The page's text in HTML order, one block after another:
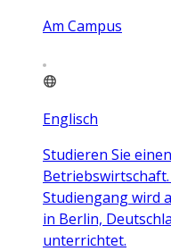
Am Campus
Englisch
Studieren Sie
Studiengang wird
in Berlin,
unterrichtet.